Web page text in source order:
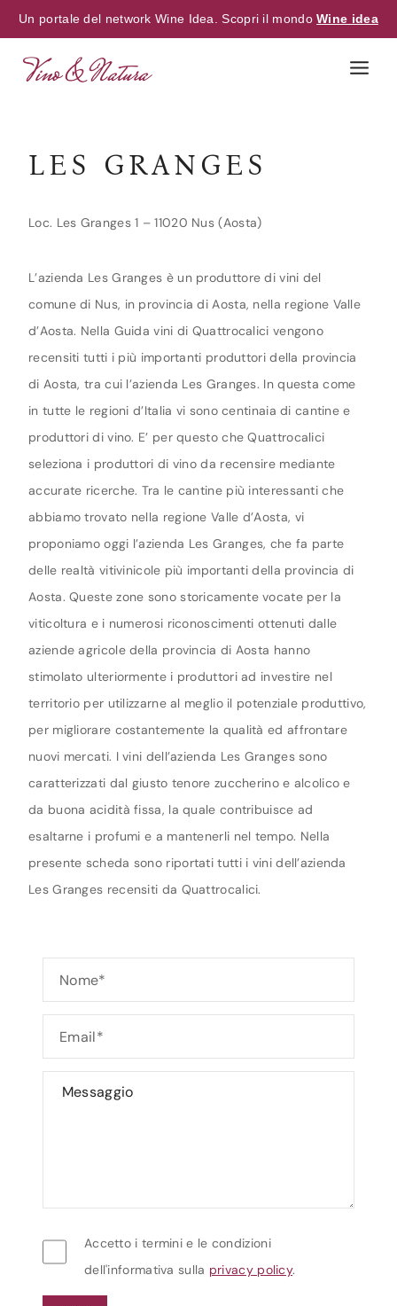
Un portale del network Wine Idea. Scopri il mondoWine idea
LES GRANGES
Loc. Les Granges 1 – 11020 Nus (Aosta)
L’azienda Les Granges è un produttore di vini del
comune di Nus, in provincia di Aosta, nella regione Valle
d’Aosta. Nella Guida vini di Quattrocalici vengono
recensiti tutti i più importanti produttori della provincia
di Aosta, tra cui l’azienda Les Granges. In questa come
in tutte le regioni d’Italia vi sono centinaia di cantine e
produttori di vino. E’ per questo che Quattrocalici
seleziona i produttori di vino da recensire mediante
accurate ricerche. Tra le cantine più interessanti che
abbiamo trovato nella regione Valle d’Aosta, vi
proponiamo oggi l’azienda Les Granges, che fa parte
delle realtà vitivinicole più importanti della provincia di
Aosta. Queste zone sono storicamente vocate per la
viticoltura e i numerosi riconoscimenti ottenuti dalle
aziende agricole della provincia di Aosta hanno
stimolato ulteriormente i produttori ad investire nel
territorio per utilizzarne al meglio il potenziale produttivo,
per migliorare costantemente la qualità ed affrontare
nuovi mercati. I vini dell’azienda Les Granges sono
caratterizzati dal giusto tenore zuccherino e alcolico e
da buona acidità fissa, la quale contribuisce ad
esaltarne i profumi e a mantenerli nel tempo. Nella
presente scheda sono riportati tutti i vini dell’azienda
Les Granges recensiti da Quattrocalici.
Accetto i termini e le condizioni
dell'informativa sulla privacy policy.